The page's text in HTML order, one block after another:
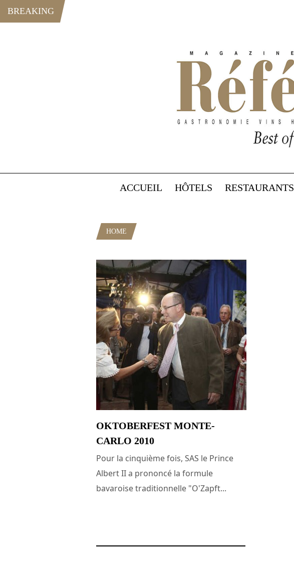
BREAKING
ACCUEIL HÔTELS RESTAURANTS
HOME
OKTOBERFEST MONTE-
CARLO 2010
Pour la cinquième fois, SAS le Prince
Albert II a prononcé la formule
bavaroise traditionnelle "O'Zapft...